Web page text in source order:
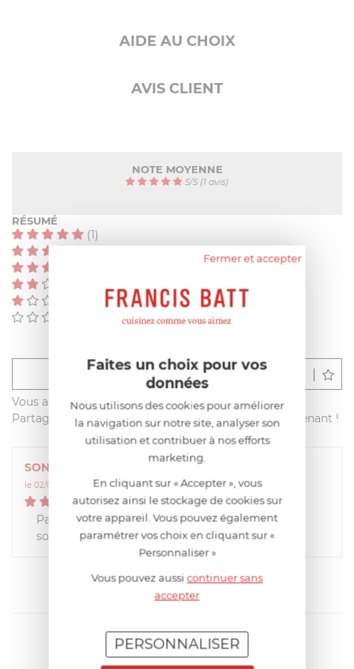
AIDE AU CHOIX
AVIS CLIENT
NOTE MOYENNE
5/5 (1 avis)
RÉSUMÉ
(1)
Déposer un avis
Vous avez acheté ce produit sur francisbatt.com ?
Partagez votre avis avec les autres clients dès maintenant !
SONIA
le 02/05/2016 à 09:35:33
5/5
Pas encore testée mais on voit bien que c'est du
solide.
Fermer et accepter
Faites un choix pour vos
données
Nous utilisons des cookies pour améliorer
la navigation sur notre site, analyser son
utilisation et contribuer à nos efforts
marketing.
En cliquant sur « Accepter », vous
autorisez ainsi le stockage de cookies sur
votre appareil. Vous pouvez également
paramétrer vos choix en cliquant sur «
Personnaliser »
Vous pouvez aussicontinuer sans
accepter
PERSONNALISER